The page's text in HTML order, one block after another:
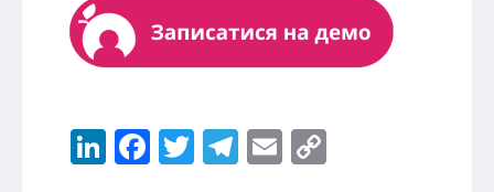
LinkedIn
Facebook
Twitter
Telegram
Email